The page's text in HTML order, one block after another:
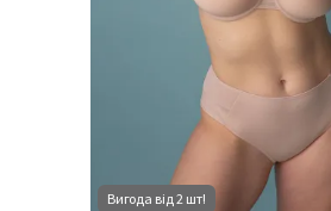
Вигода від 2 шт!